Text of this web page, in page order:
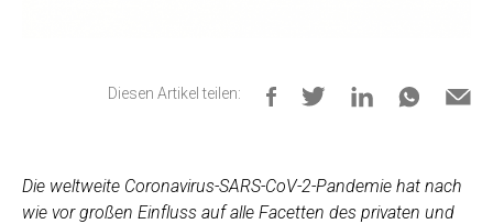
Diesen Artikel teilen:
Die weltweite Coronavirus-SARS-CoV-2-Pandemie hat nach
wie vor großen Einfluss auf alle Facetten des privaten und